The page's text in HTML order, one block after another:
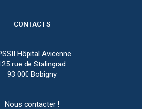
CONTACTS
Hôpital Avicenne
rue de Stalingrad
93 000 Bobigny
Nous contacter !